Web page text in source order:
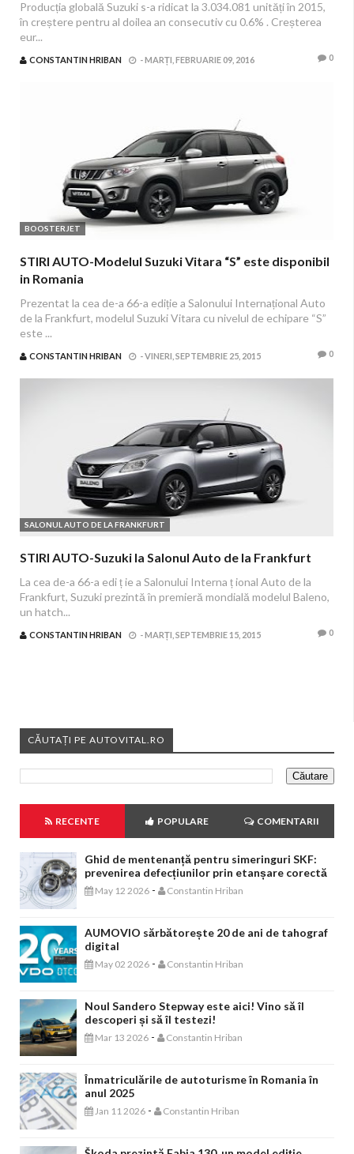
Producția globală Suzuki s-a ridicat la 3.034.081 unități în 2015,
în creștere pentru al doilea an consecutiv cu 0.6% . Creșterea
eur...
CONSTANTIN HRIBAN -MARȚI, FEBRUARIE 09, 2016 0
BOOSTERJET
STIRI AUTO-Modelul Suzuki Vitara “S” este disponibil
in Romania
Prezentat la cea de-a 66-a ediție a Salonului Internațional Auto
de la Frankfurt, modelul Suzuki Vitara cu nivelul de echipare “S”
este ...
CONSTANTIN HRIBAN -VINERI, SEPTEMBRIE 25, 2015 0
SALONUL AUTO DE LA FRANKFURT
STIRI AUTO-Suzuki la Salonul Auto de la Frankfurt
La cea de-a 66-a edi ț ie a Salonului Interna ț ional Auto de la
Frankfurt, Suzuki prezintă în premieră mondială modelul Baleno,
un hatch...
CONSTANTIN HRIBAN -MARȚI, SEPTEMBRIE 15, 2015 0
CĂUTAȚI PE AUTOVITAL.RO
RECENTE POPULARE COMENTARII
Ghid de mentenanță pentru simeringuri SKF:
prevenirea defecțiunilor prin etanșare corectă
May 12 2026 - Constantin Hriban
AUMOVIO sărbătorește 20 de ani de tahograf
digital
May 02 2026 - Constantin Hriban
Noul Sandero Stepway este aici! Vino să îl
descoperi și să îl testezi!
Mar 13 2026 - Constantin Hriban
Înmatriculările de autoturisme în Romania în
anul 2025
Jan 11 2026 - Constantin Hriban